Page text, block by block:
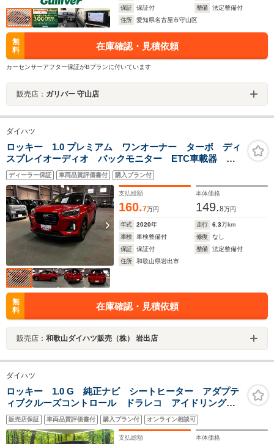
保証
保証付 整備
法定整備付
住所
愛知県名古屋市守山区
無
料
在庫確認・見積依頼
カーセンサーアフター保証がBプランに付いています
販売店： ガリバー 守山店
ダイハツ
ロッキー 1.0 プレミアム ワンオーナー ターボ ディ
スプレイオーディオ バックモニター ETC車載器 シ
ートヒーター キーフリーシステム コーナーセンサ
ー LEDヘッドランプ LEDフォグランプ 17インチア
ルミホイール
ディーラー保証 車両品質評価書付 購入プラン付
支払総額
160.7万円
本体価格
149.8万円
年式 2020年 走行 6.3万km
車検
車検整備付 修復
なし
保証
保証付 整備
法定整備付
住所
和歌山県岩出市
無
料
在庫確認・見積依頼
販売店： 和歌山ダイハツ販売（株） 岩出店
ダイハツ
ロッキー 1.0 G 純正ナビ シートヒーター アダプテ
ィブクルーズコントロール ドラレコ アイドリングス
トップ スマートキー＆プッシュスタート オートエア
コン オートハイビーム 衝突被害軽減装置 純正17イ
ンチAW
販売店保証 車両品質評価書付 購入プラン付 オンライン相談可
支払総額 本体価格